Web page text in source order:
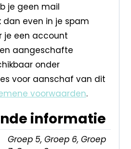
je geen mail
dan even in je spam
je een account
aangeschafte
onder
voor aanschaf van dit
voorwaarden.
informatie
Groep 5, Groep 6, Groep